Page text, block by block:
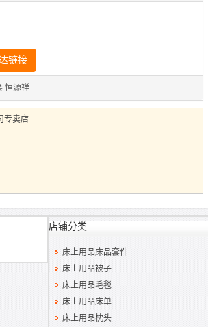
链接
恒源祥
专卖店
店铺分类
床上用品床品套件
床上用品被子
床上用品毛毯
床上用品床单
床上用品枕头